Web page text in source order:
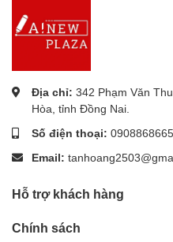
Kích thước: 105x180mm
Số trang :80
Sản xuất : Việt Nam
Địa chỉ: 342 Phạm Văn
Hòa, tỉnh Đồng Nai.
Số điện thoại: 0908868665
Email:
Hỗ trợ khách hàng
Chính sách